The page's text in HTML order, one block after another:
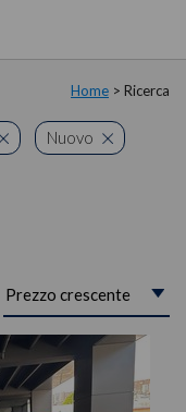
Home > Ricerca
Nuovo